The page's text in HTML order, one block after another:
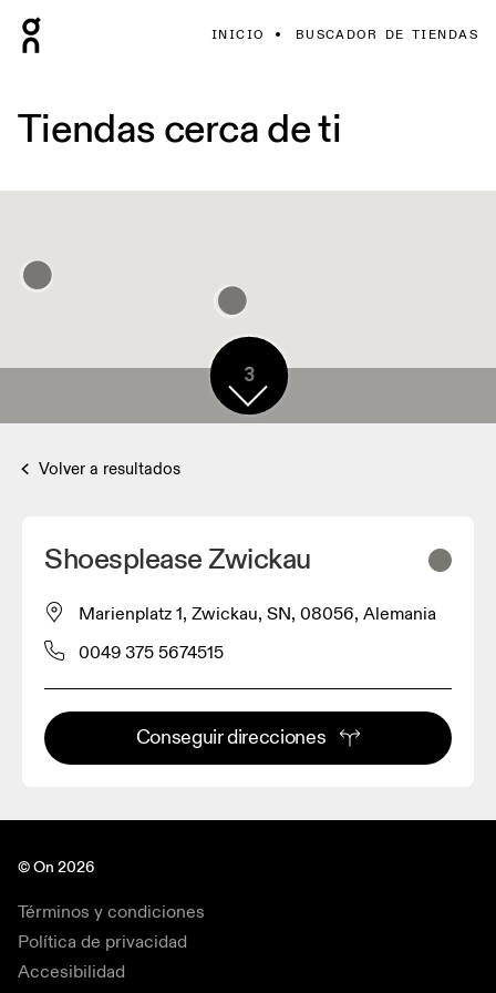
INICIO BUSCADOR DE TIENDAS
Tiendas cerca de ti
3
Volver a resultados
Shoesplease Zwickau
Marienplatz 1, Zwickau, SN, 08056, Alemania
0049 375 5674515
Conseguir direcciones
© On 2026
Términos y condiciones
Política de privacidad
Accesibilidad